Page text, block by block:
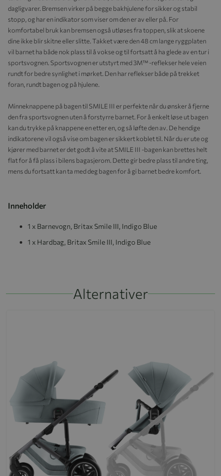
dagligvarer. Bremsen virker på begge bakhjulene for sikker og stabil
stopp, og har en indikator som viser om den er av eller på. For
komfortabel bruk kan bremsen også utløses fra toppen, slik at skoene
dine ikke blir skitne eller slitte.Takket være den 48 cm lange ryggplaten
vil barnet ha både nok plass til å vokse og til fortsatt å ha glede av en tur i
sportsvognen. Sportsvognen er utstyrt med 3M™ -reflekser hele veien
rundt for bedre synlighet i mørket. Den har reflekser både på trekket
foran, rundt bagen og på hjulene.
Minneknappene på bagen til SMILE III er perfekte når du ønsker å fjerne
den fra sportsvognen uten å forstyrre barnet. For å enkelt løse ut bagen
kan du trykke på knappene en etter en, og så løfte den av. De hendige
indikatorene vil også vise om bagen er sikkert koblet til. Når du er ute og
kjører med barnet er det godt å vite at SMILE III -bagen kan brettes helt
flat for å få plass i bilens bagasjerom. Dette gir bedre plass til andre ting,
mens du fortsatt kan ta med deg bagen for å gi barnet bedre komfort.
Inneholder
1 x Barnevogn, Britax Smile III, Indigo Blue
1 x Hardbag, Britax Smile III, Indigo Blue
Alternativer